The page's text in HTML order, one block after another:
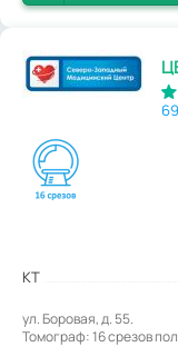
КТ
ул. Боровая, д. 55.
Томограф: 16 срезов